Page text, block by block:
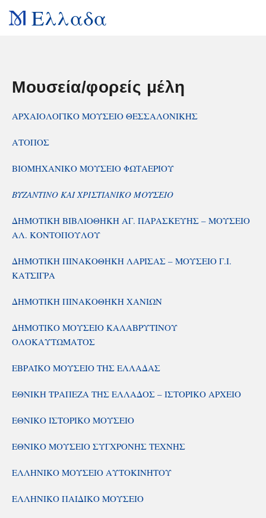
Ελλαδα
Μουσεία/φορείς μέλη
ΑΡΧΑΙΟΛΟΓΙΚΟ ΜΟΥΣΕΙΟ ΘΕΣΣΑΛΟΝΙΚΗΣ
ΑΤΟΠΟΣ
ΒΙΟΜΗΧΑΝΙΚΟ ΜΟΥΣΕΙΟ ΦΩΤΑΕΡΙΟΥ
ΒΥΖΑΝΤΙΝΟ ΚΑΙ ΧΡΙΣΤΙΑΝΙΚΟ ΜΟΥΣΕΙΟ
ΔΗΜΟΤΙΚΗ ΒΙΒΛΙΟΘΗΚΗ ΑΓ. ΠΑΡΑΣΚΕΥΗΣ – ΜΟΥΣΕΙΟ
ΑΛ. ΚΟΝΤΟΠΟΥΛΟΥ
ΔΗΜΟΤΙΚΗ ΠΙΝΑΚΟΘΗΚΗ ΛΑΡΙΣΑΣ – ΜΟΥΣΕΙΟ Γ.Ι.
ΚΑΤΣΙΓΡΑ
ΔΗΜΟΤΙΚΗ ΠΙΝΑΚΟΘΗΚΗ ΧΑΝΙΩΝ
ΔΗΜΟΤΙΚΟ ΜΟΥΣΕΙΟ ΚΑΛΑΒΡΥΤΙΝΟΥ
ΟΛΟΚΑΥΤΩΜΑΤΟΣ
ΕΒΡΑΪΚΟ ΜΟΥΣΕΙΟ ΤΗΣ ΕΛΛΑΔΑΣ
ΕΘΝΙΚΗ ΤΡΑΠΕΖΑ ΤΗΣ ΕΛΛΑΔΟΣ – ΙΣΤΟΡΙΚΟ ΑΡΧΕΙΟ
ΕΘΝΙΚΟ ΙΣΤΟΡΙΚΟ ΜΟΥΣΕΙΟ
ΕΘΝΙΚΟ ΜΟΥΣΕΙΟ ΣΥΓΧΡΟΝΗΣ ΤΕΧΝΗΣ
ΕΛΛΗΝΙΚΟ ΜΟΥΣΕΙΟ ΑΥΤΟΚΙΝΗΤΟΥ
ΕΛΛΗΝΙΚΟ ΠΑΙΔΙΚΟ ΜΟΥΣΕΙΟ